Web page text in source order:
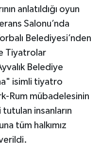
anlatıldığı oyun
Salonu’nda
Belediyesi’nden
Tiyatrolar
Belediye
isimli tiyatro
Rum mübadelesinin
insanların
tüm halkımız